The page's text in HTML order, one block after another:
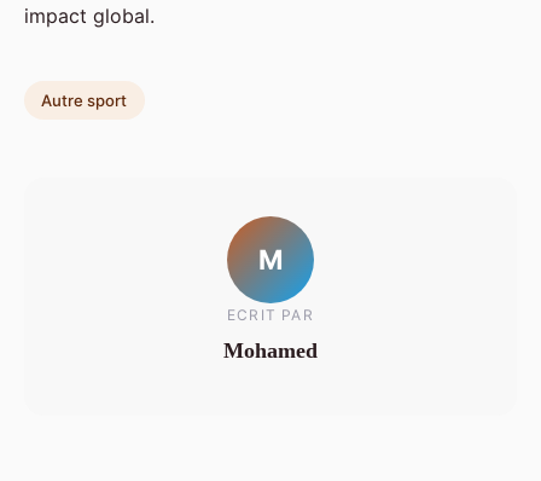
impact global.
Autre sport
M
ECRIT PAR
Mohamed